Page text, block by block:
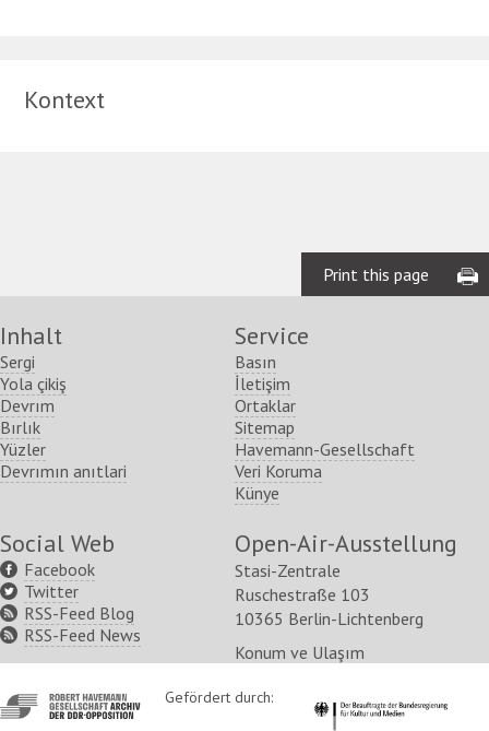
Kontext
Print this page
Inhalt
Sergi
Yola çikiş
Devrım
Bırlık
Yüzler
Devrımın anıtlari
Service
Basın
İletişim
Ortaklar
Sitemap
Havemann-Gesellschaft
Veri Koruma
Künye
Social Web
Facebook
Twitter
RSS-Feed Blog
RSS-Feed News
Open-Air-Ausstellung
Stasi-Zentrale
Ruschestraße 103
10365 Berlin-Lichtenberg
Konum ve Ulaşım
http://www.havemann-
gesellschaft.de/
Gefördert durch: http://